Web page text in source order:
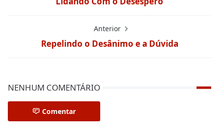
Anterior
Repelindo o Desânimo e a Dúvida
NENHUM COMENTÁRIO
Comentar